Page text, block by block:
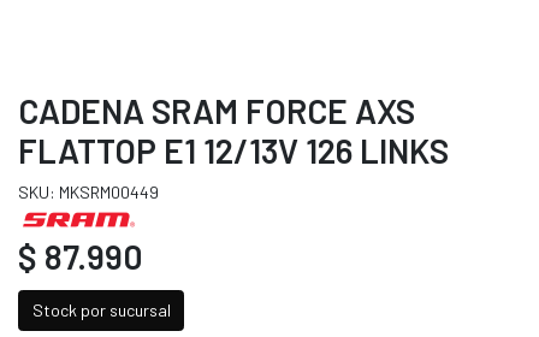
CADENA SRAM FORCE AXS
FLATTOP E1 12/13V 126 LINKS
SKU: MKSRM00449
$ 87.990
Stock por sucursal